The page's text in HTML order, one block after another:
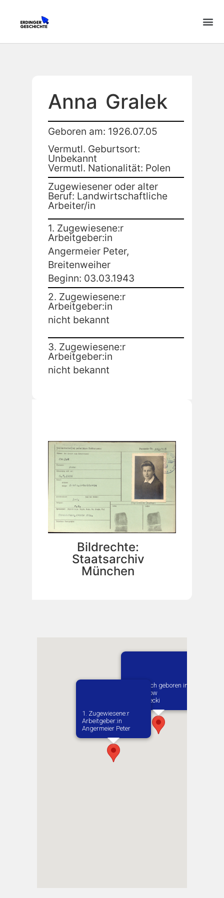
Anna Gralek
Geboren am: 1926.07.05
Vermutl. Geburtsort:
Unbekannt
Vermutl. Nationalität: Polen
Zugewiesener oder alter
Beruf: Landwirtschaftliche
Arbeiter/in
1. Zugewiesene:r
Arbeitgeber:in
Angermeier Peter,
Breitenweiher
Beginn: 03.03.1943
2. Zugewiesene:r
Arbeitgeber:in
nicht bekannt
3. Zugewiesene:r
Arbeitgeber:in
nicht bekannt
Bildrechte:
Staatsarchiv
München
Vermutlich geboren in
Tomaszow
Mazowiecki
1. Zugewiesene:r
Arbeitgeber:in​
Angermeier Peter